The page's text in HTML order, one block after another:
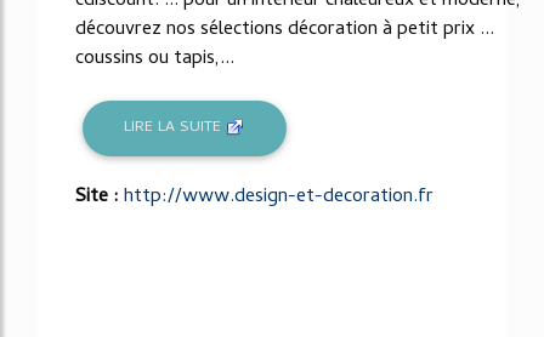
découvrez nos sélections décoration à petit prix ...
coussins ou tapis,...
LIRE LA SUITE
Site :http://www.design-et-decoration.fr